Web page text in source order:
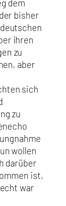
dem
bisher
ihren
zu
aber
sich
zu
wollen
darüber
ist,
war